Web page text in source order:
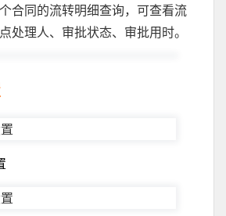
合同的流转明细查询，可查看流
处理人、审批状态、审批用时。